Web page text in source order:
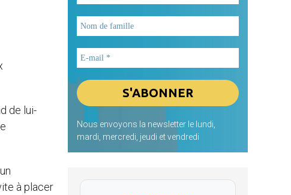
de lui-
à placer
Nous envoyons la newsletter le lundi,
mardi, mercredi, jeudi et vendredi